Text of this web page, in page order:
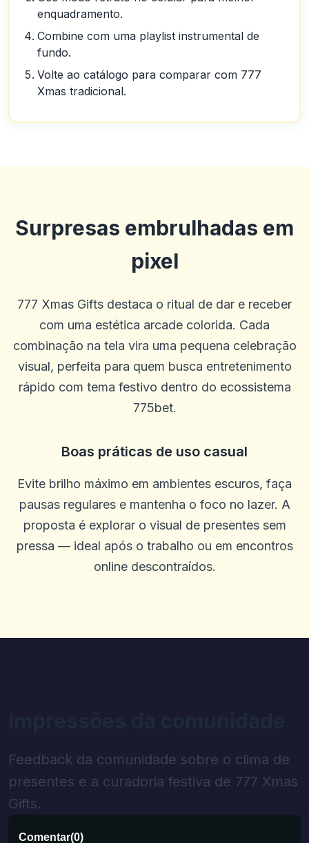
enquadramento.
Combine com uma playlist instrumental de
fundo.
Volte ao catálogo para comparar com 777
Xmas tradicional.
Surpresas embrulhadas em
pixel
777 Xmas Gifts destaca o ritual de dar e receber
com uma estética arcade colorida. Cada
combinação na tela vira uma pequena celebração
visual, perfeita para quem busca entretenimento
rápido com tema festivo dentro do ecossistema
775bet.
Boas práticas de uso casual
Evite brilho máximo em ambientes escuros, faça
pausas regulares e mantenha o foco no lazer. A
proposta é explorar o visual de presentes sem
pressa — ideal após o trabalho ou em encontros
online descontraídos.
Feedback da comunidade sobre o clima de
presentes e a curadoria festiva de 777 Xmas
Gifts.
Comentar(0)